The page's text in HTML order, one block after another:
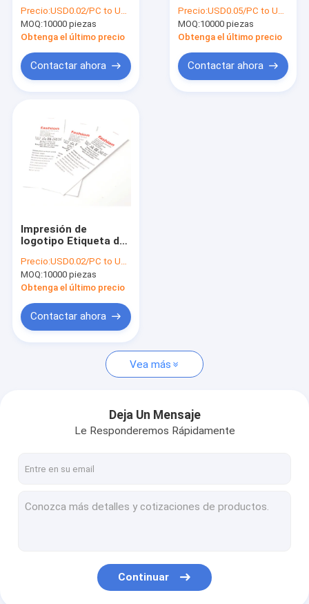
Etiqueta del lavadero del RFID
Hardware de RFID
Cerradura de puerta con huella digital inteligente
Rastreador GPS contra robo
Distancia de lectura
Precio:USD0.02/PC to USD0.05/PC
MOQ:10000 piezas
Obtenga el último precio
Contactar ahora
para el cuidado del
lavado
Precio:USD0.05/PC to USD0.08/PC
MOQ:10000 piezas
Obtenga el último precio
Contactar ahora
Impresión de
logotipo Etiqueta de
algodón resistente al
agua Batería libre
Precio:USD0.02/PC to USD0.05/PC
MOQ:10000 piezas
Obtenga el último precio
Contactar ahora
Vea más
Deja Un Mensaje
Le Responderemos Rápidamente
Continuar